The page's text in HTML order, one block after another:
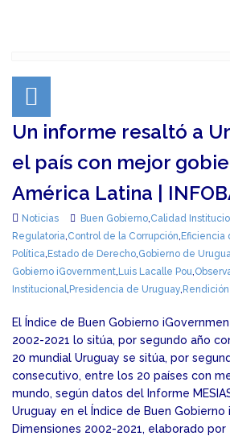
Un informe resaltó a
el país con mejor
América Latina |
Noticias Buen Gobierno,Calidad
Regulatoria,Control de la Corrupción, Eficiencia
Política, Estado de Derecho,Gobierno de
Gobierno iGovernment, Luis Lacalle Pou,
Institucional, Presidencia de Uruguay,
El Índice de Buen Gobierno
2002-2021 lo sitúa, por segundo año
20 mundial Uruguay se sitúa, por
consecutivo, entre los 20 países con
mundo, según datos del Informe
Uruguay en el Índice de Buen Gobierno
Dimensiones 2002-2021, elaborado por